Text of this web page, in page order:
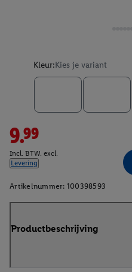
Kleur:Kies je variant
9.99
Incl. BTW. excl.
Levering
Artikelnummer: 100398593
Productbeschrijving